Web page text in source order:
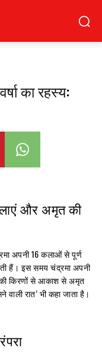
का रहस्य:
और अमृत की
अपनी 16 कलाओं से पूर्ण
हैं। इस समय चंद्रमा अपनी
किरणों से आकाश से अमृत
वाली रात’ भी कहा जाता है।